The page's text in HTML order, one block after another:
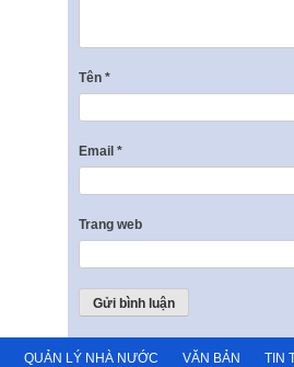
Tên *
Email *
Trang web
QUẢN LÝ NHÀ NƯỚC VĂN BẢN TIN